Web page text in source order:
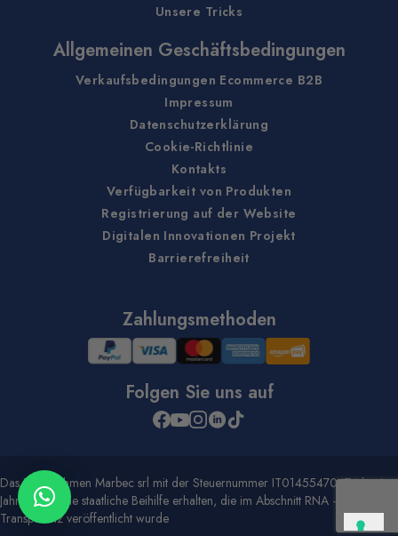
Unsere Tricks
Allgemeinen Geschäftsbedingungen
Verkaufsbedingungen Ecommerce B2B
Impressum
Datenschutzerklärung
Cookie-Richtlinie
Kontakts
Verfügbarkeit von Produkten
Registrierung auf der Website
Digitalen Innovationen Projekt
Barrierefreiheit
Zahlungsmethoden
Folgen Sie uns auf
Das Unternehmen Marbec srl mit der Steuernummer IT01455470474 hat im
Jahr 2020 eine staatliche Beihilfe erhalten, die im Abschnitt RNA -
Transparenz veröffentlicht wurde